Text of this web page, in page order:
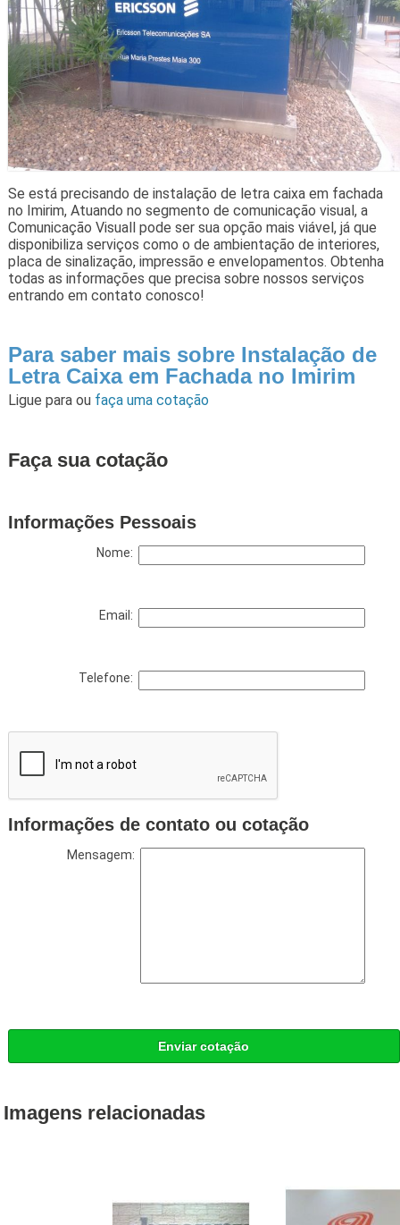
Se está precisando de instalação de letra caixa em fachada
no Imirim, Atuando no segmento de comunicação visual, a
Comunicação Visuall pode ser sua opção mais viável, já que
disponibiliza serviços como o de ambientação de interiores,
placa de sinalização, impressão e envelopamentos. Obtenha
todas as informações que precisa sobre nossos serviços
entrando em contato conosco!
Para saber mais sobre Instalação de
Letra Caixa em Fachada no Imirim
Ligue para ou faça uma cotação
Faça sua cotação
Informações Pessoais
Nome:
Email:
Telefone:
Informações de contato ou cotação
Mensagem:
Enviar cotação
Imagens relacionadas